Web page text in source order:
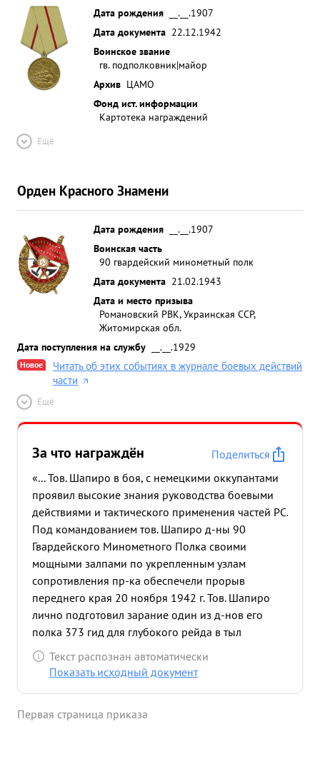
Дата рождения
__.__.1907
Дата документа 22.12.1942
Воинское звание
гв. подполковник|майор
Архив ЦАМО
Фонд ист. информации
Картотека награждений
Ещё
Орден Красного Знамени
Дата рождения
__.__.1907
Воинская часть
90 гвардейский минометный полк
Дата документа 21.02.1943
Дата и место призыва
Романовский РВК, Украинская ССР,
Житомирская обл.
Дата поступления на службу
__.__.1929
Новое
Читать об этих событиях в журнале боевых действий
части
Ещё
За что награждён
Поделиться
«... Тов. Шапиро в боя, с немецкими оккупантами
проявил высокие знания руководства боевыми
действиями и тактического применения частей РС.
Под командованием тов. Шапиро д-ны 90
Гвардейского Минометного Полка своими
мощными залпами по укрепленным узлам
сопротивления пр-ка обеспечели прорыв
переднего края 20 ноября 1942 г. Тов. Шапиро
лично подготовил зарание один из д-нов его
полка 373 гид для глубокого рейда в тыл
противника что было использовано для
обеспечения удара 4 кк в направлении Уманцево
сумел в руководить боевыми действиями своих
Текст распознан автоматически
Показать исходный документ
Первая страница приказа